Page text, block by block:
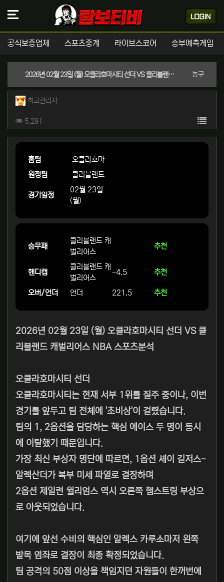
공식보증업체 스포츠중계 라이브스코어 승부예측게임
2026년 02월 23일 (월) 오클라호마시티 선더 VS 클리블랜드 캐벌리어스 NBA 스포츠분석 농구분류
작성자 정보
최고관리자작성
컨텐츠 정보
5,291 목록
본문
홈팀
오클라호마
원정팀
클리블랜드
경기일정
02월 23일
(월)
승무패
클리블랜드 캐
벌리어스
추천
핸디캡
클리블랜드 캐
벌리어스
-4.5 추천
오버/언더 언더 221.5 추천
2026년 02월 23일 (월) 오클라호마시티 선더 VS 클
리블랜드 캐벌리어스 NBA 스포츠분석
오클라호마시티 선더
오클라호마시티는 현재 서부 1위를 질주 중이나, 이번
경기를 앞두고 팀 전체에 '초비상'이 걸렸습니다.
팀의 1, 2옵션을 담당하는 핵심 에이스 두 명이 동시
에 이탈했기 때문입니다.
가장 최신 부상자 명단에 따르면, 1옵션 셰이 길저스-
알렉산더가 복부 미세 파열로 결장하며
2옵션 제일런 윌리엄스 역시 오른쪽 햄스트링 부상으
로 아웃되었습니다.
여기에 앞선 수비의 핵심인 알렉스 카루소마저 왼쪽
발목 염좌로 결장이 최종 확정되었습니다.
팀 공격의 50점 이상을 책임지던 자원들이 한꺼번에